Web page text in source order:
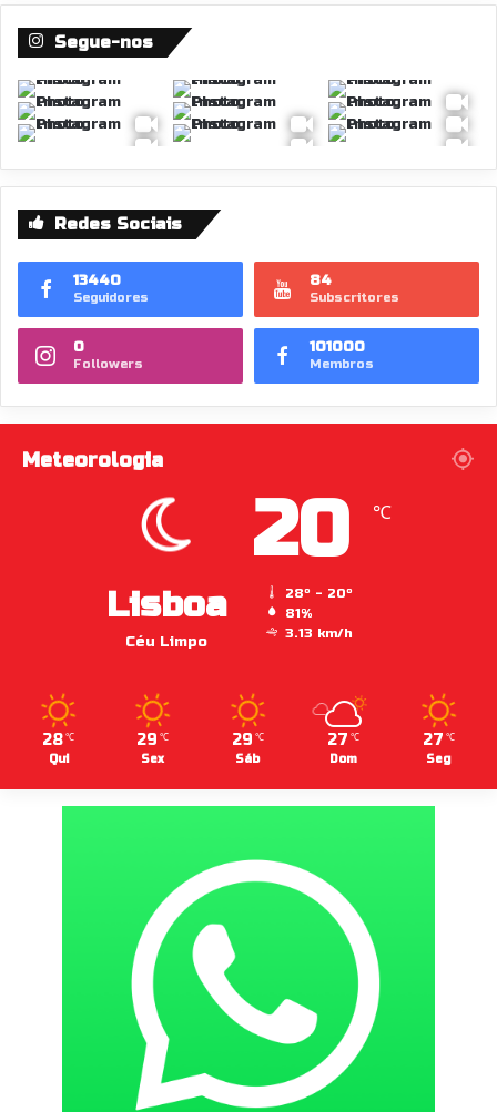
Segue-nos
Redes Sociais
13440
Seguidores
84
Subscritores
0
Followers
101000
Membros
Meteorologia
Lisboa
Céu Limpo
20 ℃
28º - 20º
81%
3.13 km/h
28 ℃
Qui
29 ℃
Sex
29 ℃
Sáb
27 ℃
Dom
27 ℃
Seg